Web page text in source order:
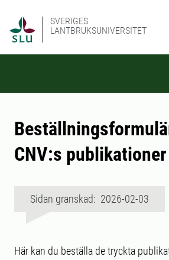
SVERIGES
LANTBRUKSUNIVERSITET
CNV:s publikationer
Sidan granskad: 2026-02-03
Här kan du beställa de tryckta